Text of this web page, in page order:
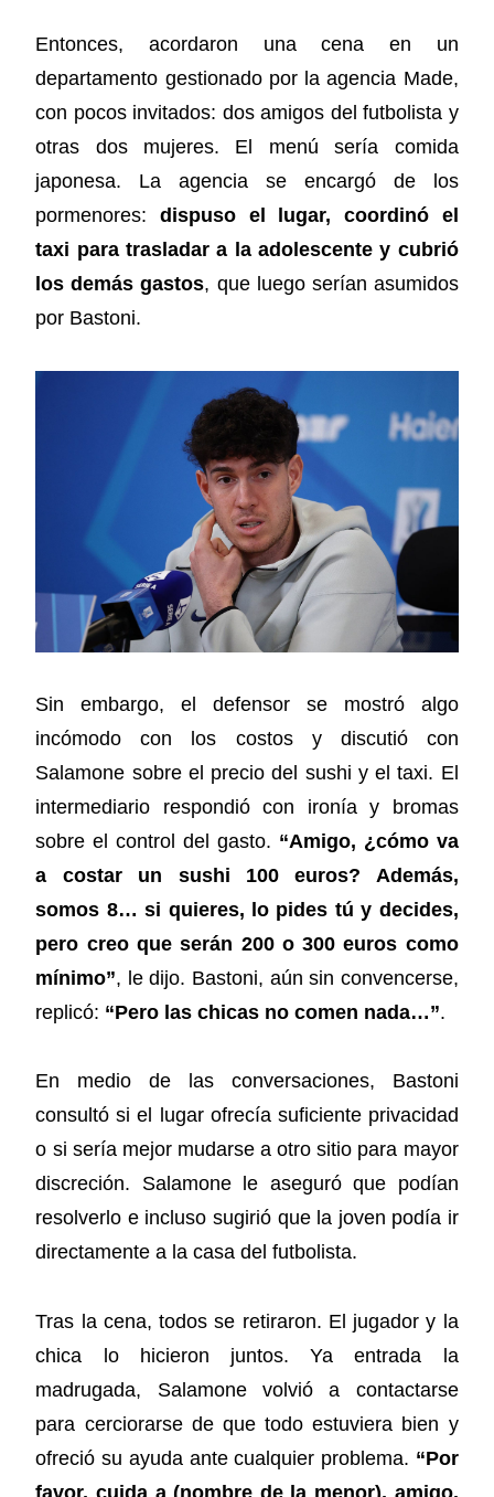
Entonces, acordaron una cena en un
departamento gestionado por la agencia Made,
con pocos invitados: dos amigos del futbolista y
otras dos mujeres. El menú sería comida
japonesa. La agencia se encargó de los
pormenores:dispuso el lugar, coordinó el
taxi para trasladar a la adolescente y cubrió
los demás gastos, que luego serían asumidos
por Bastoni.
Sin embargo, el defensor se mostró algo
incómodo con los costos y discutió con
Salamone sobre el precio del sushi y el taxi. El
intermediario respondió con ironía y bromas
sobre el control del gasto. “Amigo, ¿cómo va
a costar un sushi 100 euros? Además,
somos 8… si quieres, lo pides tú y decides,
pero creo que serán 200 o 300 euros como
mínimo”, le dijo. Bastoni, aún sin convencerse,
replicó: “Pero las chicas no comen nada…”.
En medio de las conversaciones, Bastoni
consultó si el lugar ofrecía suficiente privacidad
o si sería mejor mudarse a otro sitio para mayor
discreción. Salamone le aseguró que podían
resolverlo e incluso sugirió que la joven podía ir
directamente a la casa del futbolista.
Tras la cena, todos se retiraron. El jugador y la
chica lo hicieron juntos. Ya entrada la
madrugada, Salamone volvió a contactarse
para cerciorarse de que todo estuviera bien y
ofreció su ayuda ante cualquier problema. “Por
favor, cuida a (nombre de la menor), amigo.